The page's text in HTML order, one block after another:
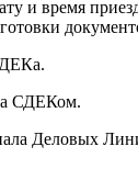
и время
СДЕКом.
Деловых